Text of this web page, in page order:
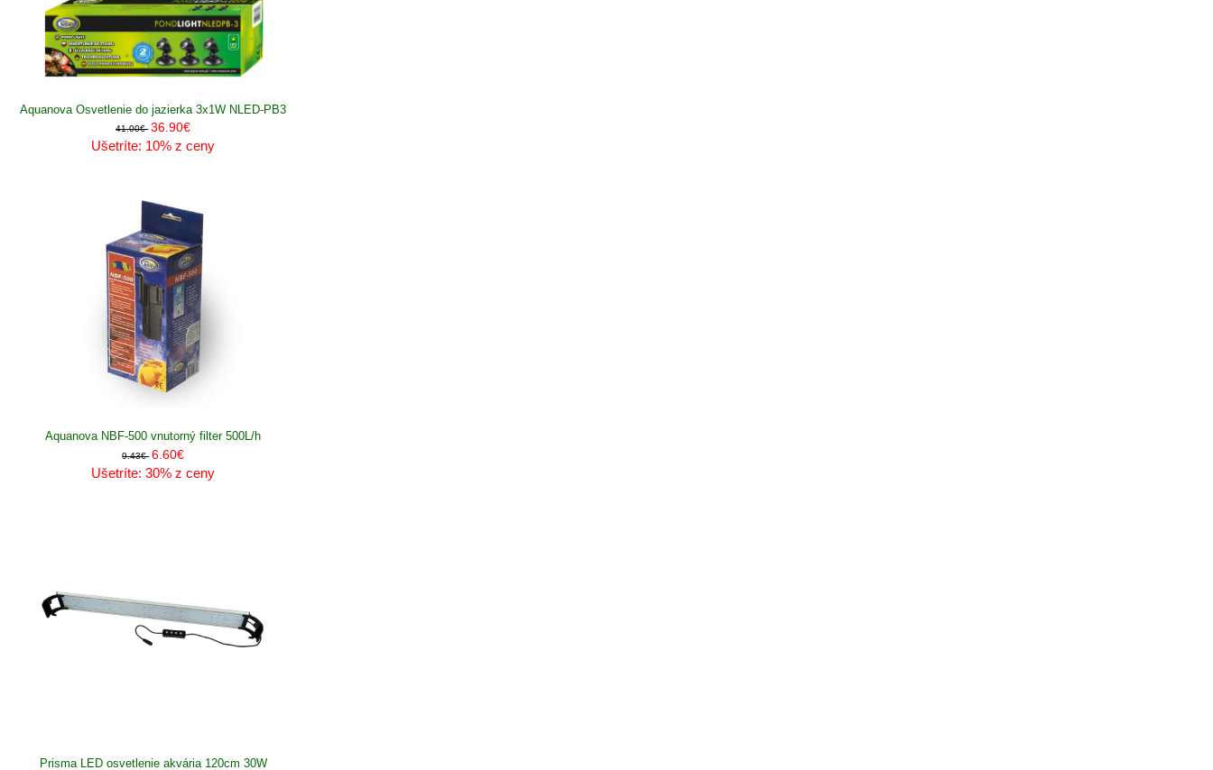
Aquanova Osvetlenie do jazierka 3x1W NLED-PB3
41.00€ 36.90€
Ušetríte: 10% z ceny
Aquanova NBF-500 vnutorný filter 500L/h
9.43€ 6.60€
Ušetríte: 30% z ceny
Prisma LED osvetlenie akvária 120cm 30W